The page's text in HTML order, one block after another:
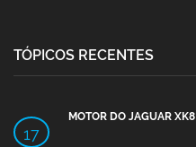
TÓPICOS RECENTES
17
MOTOR DO JAGUAR